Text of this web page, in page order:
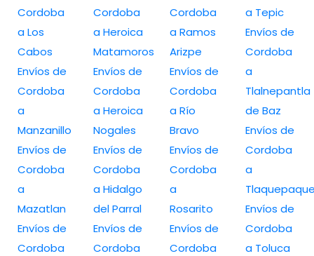
Cordoba
a Los
Cabos
Envíos de
Cordoba
a
Manzanillo
Envíos de
Cordoba
a
Mazatlan
Envíos de
Cordoba
Cordoba
a Heroica
Matamoros
Envíos de
Cordoba
a Heroica
Nogales
Envíos de
Cordoba
a Hidalgo
del Parral
Envíos de
Cordoba
Cordoba
a Ramos
Arizpe
Envíos de
Cordoba
a Río
Bravo
Envíos de
Cordoba
a
Rosarito
Envíos de
Cordoba
a Tepic
Envíos de
Cordoba
a
Tlalnepantla
de Baz
Envíos de
Cordoba
a
Envíos de
Cordoba
a Toluca